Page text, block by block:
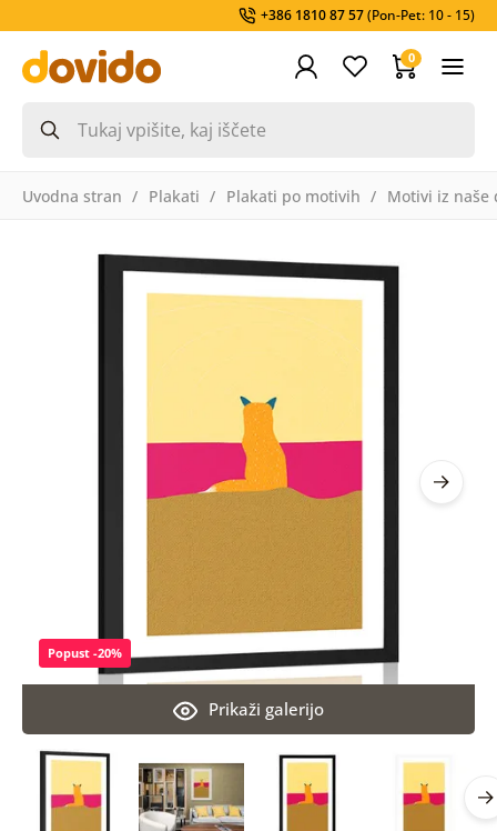
+386 1810 87 57(Pon-Pet: 10 - 15)
0
Uvodna stran Plakati Plakati po motivih Motivi iz naše
Prikaži galerijo
Popust -20%